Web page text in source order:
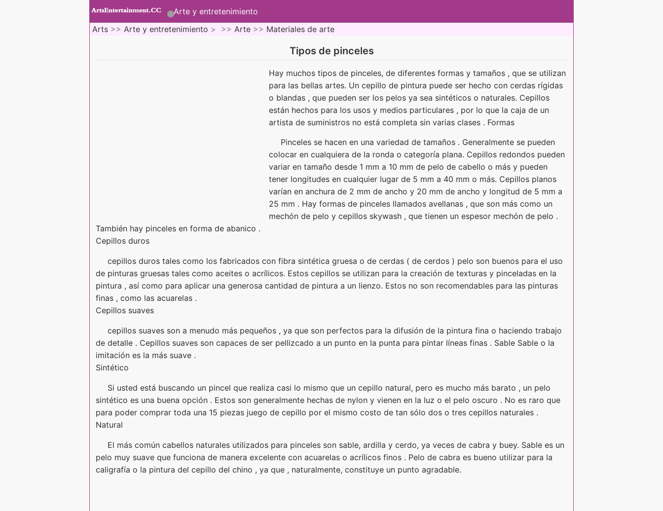
Arte y entretenimiento
Arts >> Arte y entretenimiento > >> Arte >> Materiales de arte
Tipos de pinceles
Hay muchos tipos de pinceles, de diferentes formas y tamaños , que se utilizan
para las bellas artes. Un cepillo de pintura puede ser hecho con cerdas rígidas
o blandas , que pueden ser los pelos ya sea sintéticos o naturales. Cepillos
están hechos para los usos y medios particulares , por lo que la caja de un
artista de suministros no está completa sin varias clases . Formas
Pinceles se hacen en una variedad de tamaños . Generalmente se pueden
colocar en cualquiera de la ronda o categoría plana. Cepillos redondos pueden
variar en tamaño desde 1 mm a 10 mm de pelo de cabello o más y pueden
tener longitudes en cualquier lugar de 5 mm a 40 mm o más. Cepillos planos
varían en anchura de 2 mm de ancho y 20 mm de ancho y longitud de 5 mm a
25 mm . Hay formas de pinceles llamados avellanas , que son más como un
mechón de pelo y cepillos skywash , que tienen un espesor mechón de pelo .
También hay pinceles en forma de abanico .
Cepillos duros
cepillos duros tales como los fabricados con fibra sintética gruesa o de cerdas ( de cerdos ) pelo son buenos para el uso
de pinturas gruesas tales como aceites o acrílicos. Estos cepillos se utilizan para la creación de texturas y pinceladas en la
pintura , así como para aplicar una generosa cantidad de pintura a un lienzo. Estos no son recomendables para las pinturas
finas , como las acuarelas .
Cepillos suaves
cepillos suaves son a menudo más pequeños , ya que son perfectos para la difusión de la pintura fina o haciendo trabajo
de detalle . Cepillos suaves son capaces de ser pellizcado a un punto en la punta para pintar líneas finas . Sable Sable o la
imitación es la más suave .
Sintético
Si usted está buscando un pincel que realiza casi lo mismo que un cepillo natural, pero es mucho más barato , un pelo
sintético es una buena opción . Estos son generalmente hechas de nylon y vienen en la luz o el pelo oscuro . No es raro que
para poder comprar toda una 15 piezas juego de cepillo por el mismo costo de tan sólo dos o tres cepillos naturales .
Natural
El más común cabellos naturales utilizados para pinceles son sable, ardilla y cerdo, ya veces de cabra y buey. Sable es un
pelo muy suave que funciona de manera excelente con acuarelas o acrílicos finos . Pelo de cabra es bueno utilizar para la
caligrafía o la pintura del cepillo del chino , ya que , naturalmente, constituye un punto agradable.